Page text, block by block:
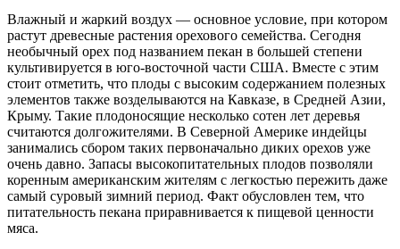
Влажный и жаркий воздух — основное условие, при котором
растут древесные растения орехового семейства. Сегодня
необычный орех под названием пекан в большей степени
культивируется в юго-восточной части США. Вместе с этим
стоит отметить, что плоды с высоким содержанием полезных
элементов также возделываются на Кавказе, в Средней Азии,
Крыму. Такие плодоносящие несколько сотен лет деревья
считаются долгожителями. В Северной Америке индейцы
занимались сбором таких первоначально диких орехов уже
очень давно. Запасы высокопитательных плодов позволяли
коренным американским жителям с легкостью пережить даже
самый суровый зимний период. Факт обусловлен тем, что
питательность пекана приравнивается к пищевой ценности
мяса.